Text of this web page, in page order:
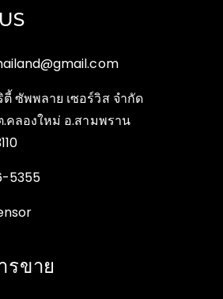
ซัพพลาย เซอร์วิส จำกัด
คลองใหม่ อ.สามพราน
5355
รขาย